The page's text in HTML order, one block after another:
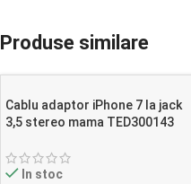
Produse similare
Cablu adaptor iPhone 7 la jack
3,5 stereo mama TED300143
In stoc